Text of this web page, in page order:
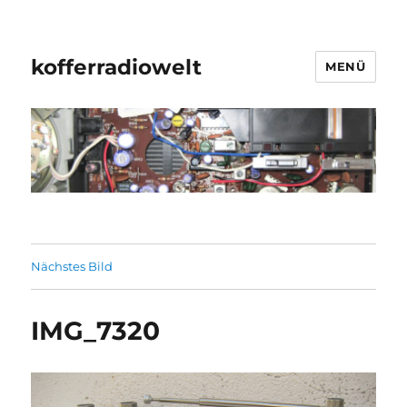
kofferradiowelt MENÜ
Nächstes Bild
IMG_7320